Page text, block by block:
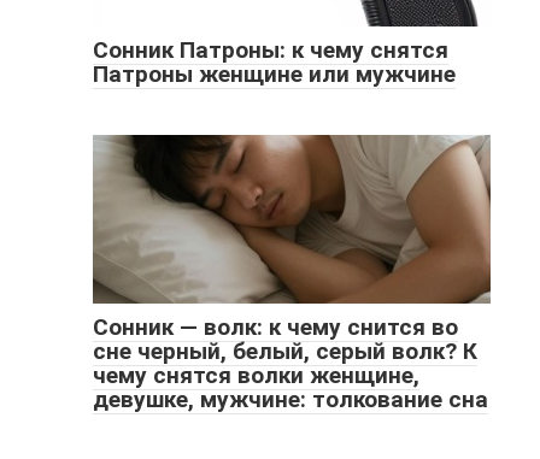
Сонник Патроны: к чему снятся
Патроны женщине или мужчине
Сонник — волк: к чему снится во
сне черный, белый, серый волк? К
чему снятся волки женщине,
девушке, мужчине: толкование сна